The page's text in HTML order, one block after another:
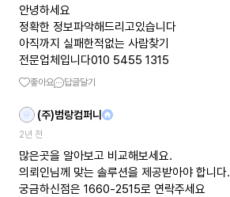
안녕하세요
정확한 정보파악해드리고있습니다
아직까지 실패한적없는 사람찾기
전문업체입니다010 5455 1315
좋아요 답글달기
(주)범랑컴퍼니
2년 전
많은곳을 알아보고 비교해보세요.
의뢰인님께 맞는 솔루션을 제공받아야 합니다.
궁금하신점은 1660-2515로 연락주세요